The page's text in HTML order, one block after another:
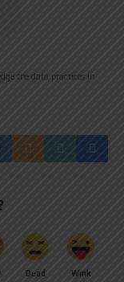
the data practices in
Dead Wink